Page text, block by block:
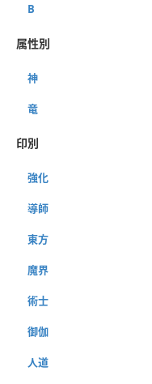
B
属性別
神
竜
印別
強化
導師
東方
魔界
術士
御伽
人道